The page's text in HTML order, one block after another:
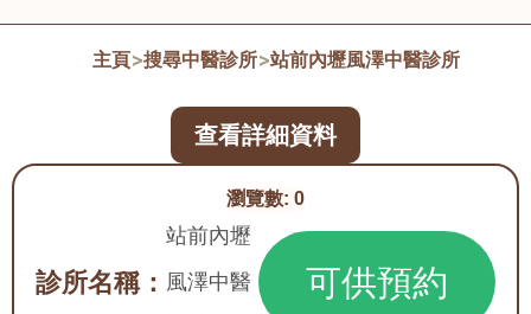
主頁>搜尋中醫診所>站前內壢風澤中醫診所
瀏覽數: 0
診所名稱：
站前內壢
風澤中醫
可供預約
查看詳細資料